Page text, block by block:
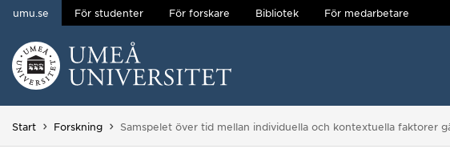
Hoppa direkt till innehållet
umu.se För studenter För forskare Bibliotek För medarbetare
Huvudmenyn dold.
Start Forskning Du är här:
Samspelet över tid mellan individuella och kontextuella faktorer